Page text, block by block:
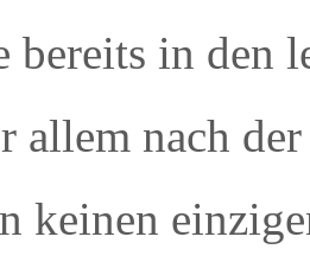
bereits in den
allem nach
keinen